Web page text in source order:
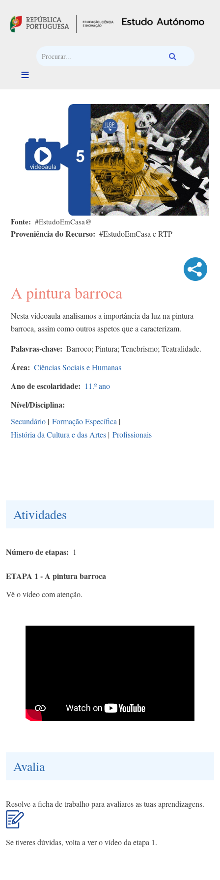
Fonte #EstudoEmCasa@
Proveniência do Recurso #EstudoEmCasa e RTP
A pintura barroca
Nesta videoaula analisamos a importância da luz na pintura
barroca, assim como outros aspetos que a caracterizam.
Palavras-chave Barroco; Pintura; Tenebrismo; Teatralidade.
Área Ciências Sociais e Humanas
Ano de escolaridade 11.º ano
Nível/Disciplina
Secundário | Formação Específica |
História da Cultura e das Artes | Profissionais
Atividades
Número de etapas 1
ETAPA 1 - A pintura barroca
Vê o vídeo com atenção.
Avalia
Resolve a ficha de trabalho para avaliares as tuas aprendizagens.
Se tiveres dúvidas, volta a ver o vídeo da etapa 1.